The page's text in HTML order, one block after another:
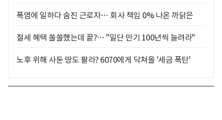
폭염에 일하다 숨진 근로자… 회사 책임 0% 나온 까닭은
절세 혜택 쏠쏠했는데 끝?… "일단 만기 100년씩 늘려라"
노후 위해 사둔 땅도 팔라? 6070에게 닥쳐올 '세금 폭탄'